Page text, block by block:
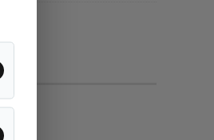
/ statistika